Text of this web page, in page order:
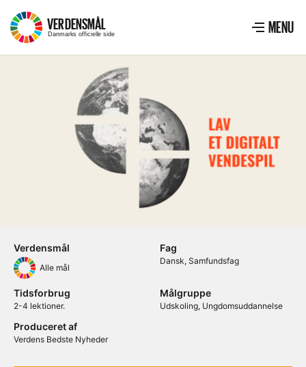
VERDENSMÅL
–
Danmarks officielle side VIS
MENU
Menu
Verdensmål
Alle mål
Fag
Dansk Samfundsfag
Tidsforbrug
2-4 lektioner.
Målgruppe
Udskoling Ungdomsuddannelse
Produceret af
Verdens Bedste Nyheder